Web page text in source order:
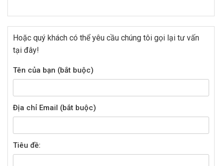
Hoặc quý khách có thể yêu cầu chúng tôi gọi lại tư vấn
tại đây!
Tên của bạn (bắt buộc)
Địa chỉ Email (bắt buộc)
Tiêu đề: